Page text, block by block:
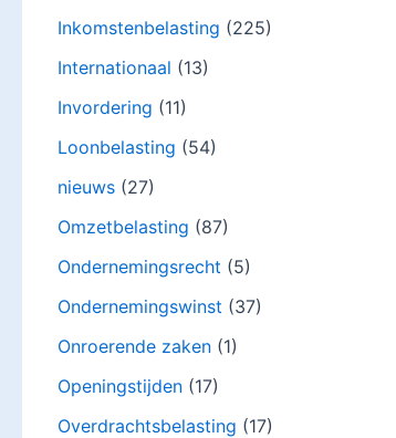
Inkomstenbelasting (225)
Internationaal (13)
Invordering (11)
Loonbelasting (54)
nieuws (27)
Omzetbelasting (87)
Ondernemingsrecht (5)
Ondernemingswinst (37)
Onroerende zaken (1)
Openingstijden (17)
Overdrachtsbelasting (17)